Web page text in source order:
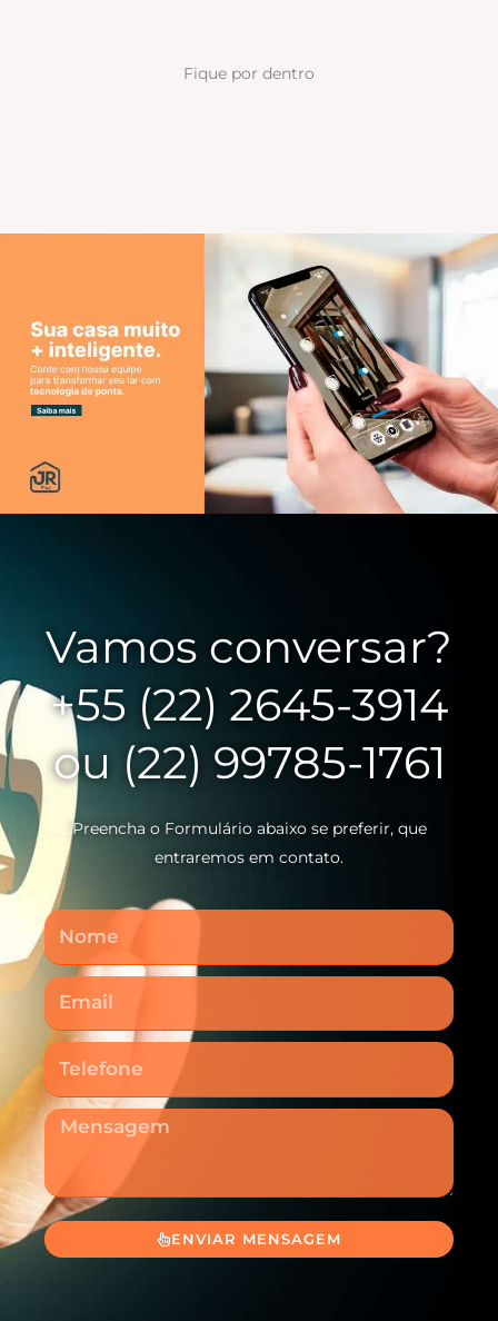
Fique por dentro
Vamos conversar?
+55 (22) 2645-3914
ou (22) 99785-1761
Preencha o Formulário abaixo se preferir, que
entraremos em contato.
Nome
Email
Telefone
Mensagem
ENVIAR MENSAGEM